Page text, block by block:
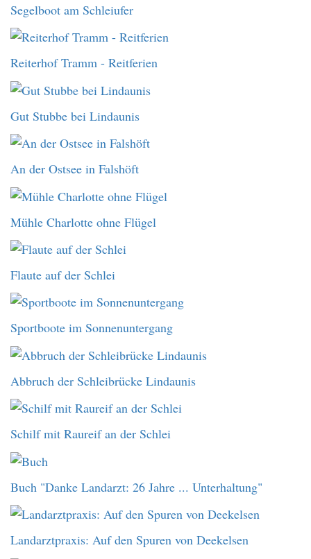
Segelboot am Schleiufer
Reiterhof Tramm - Reitferien
Gut Stubbe bei Lindaunis
An der Ostsee in Falshöft
Mühle Charlotte ohne Flügel
Flaute auf der Schlei
Sportboote im Sonnenuntergang
Abbruch der Schleibrücke Lindaunis
Schilf mit Raureif an der Schlei
Buch "Danke Landarzt: 26 Jahre ... Unterhaltung"
Landarztpraxis: Auf den Spuren von Deekelsen